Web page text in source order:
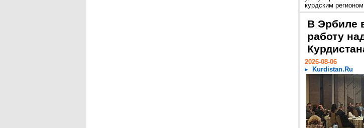
курдским
В Эрбиле
работу
2026-08-06
Kurdistan.Ru